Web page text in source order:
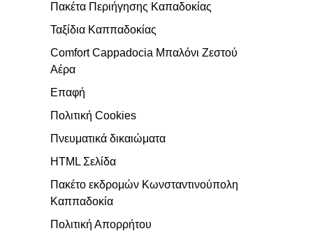
Πακέτα Περιήγησης Καπαδοκίας
Ταξίδια Καππαδοκίας
Comfort Cappadocia Μπαλόνι Ζεστού
Αέρα
Επαφή
Πολιτική Cookies
Πνευματικά δικαιώματα
HTML Σελίδα
Πακέτο εκδρομών Κωνσταντινούπολη
Καππαδοκία
Πολιτική Απορρήτου